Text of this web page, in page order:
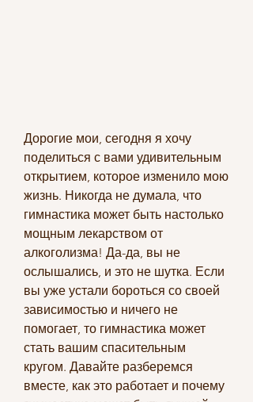
Дорогие мои, сегодня я хочу
поделиться с вами удивительным
открытием, которое изменило мою
жизнь. Никогда не думала, что
гимнастика может быть настолько
мощным лекарством от
алкоголизма! Да-да, вы не
ослышались, и это не шутка. Если
вы уже устали бороться со своей
зависимостью и ничего не
помогает, то гимнастика может
стать вашим спасительным
кругом. Давайте разберемся
вместе, как это работает и почему